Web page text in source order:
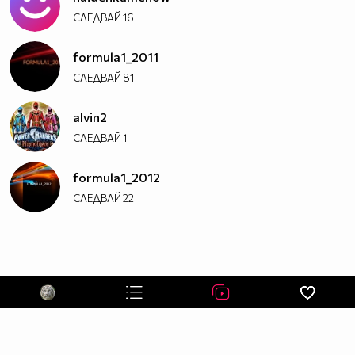
СЛЕДВАЙ16
formula1_2011
СЛЕДВАЙ 81
alvin2
СЛЕДВАЙ1
formula1_2012
СЛЕДВАЙ22